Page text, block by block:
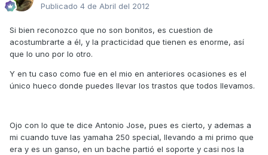
Publicado 4 de Abril del 2012
Si bien reconozco que no son bonitos, es cuestion de
acostumbrarte a él, y la practicidad que tienen es enorme, así
que lo uno por lo otro.
Y en tu caso como fue en el mio en anteriores ocasiones es el
único hueco donde puedes llevar los trastos que todos llevamos.
Ojo con lo que te dice Antonio Jose, pues es cierto, y ademas a
mi cuando tuve las yamaha 250 special, llevando a mi primo que
era y es un ganso, en un bache partió el soporte y casi nos la